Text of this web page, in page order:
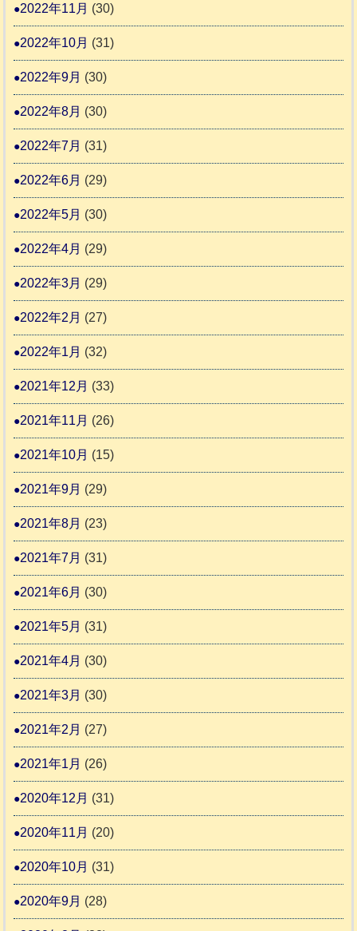
2022年11月 (30)
2022年10月 (31)
2022年9月 (30)
2022年8月 (30)
2022年7月 (31)
2022年6月 (29)
2022年5月 (30)
2022年4月 (29)
2022年3月 (29)
2022年2月 (27)
2022年1月 (32)
2021年12月 (33)
2021年11月 (26)
2021年10月 (15)
2021年9月 (29)
2021年8月 (23)
2021年7月 (31)
2021年6月 (30)
2021年5月 (31)
2021年4月 (30)
2021年3月 (30)
2021年2月 (27)
2021年1月 (26)
2020年12月 (31)
2020年11月 (20)
2020年10月 (31)
2020年9月 (28)